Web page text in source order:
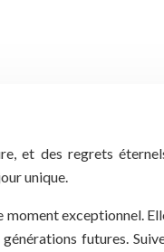
et des regrets
unique.
exceptionnel.
futures.